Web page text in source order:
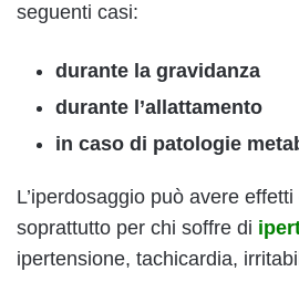
seguenti casi:
durante la gravidanza
durante l’allattamento
in caso di patologie
L’iperdosaggio può avere
soprattutto per chi soffre di
ipertensione, tachicardia,